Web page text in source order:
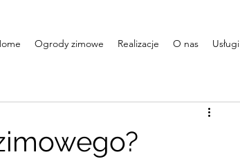
Ogrody zimowe Realizacje O nas Usługi